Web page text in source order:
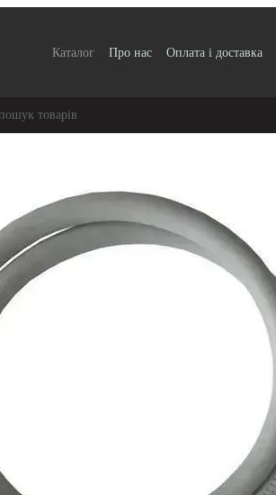
Каталог Про нас Оплата і доставка